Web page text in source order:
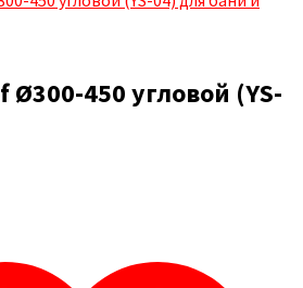
Ø300-450 угловой (YS-